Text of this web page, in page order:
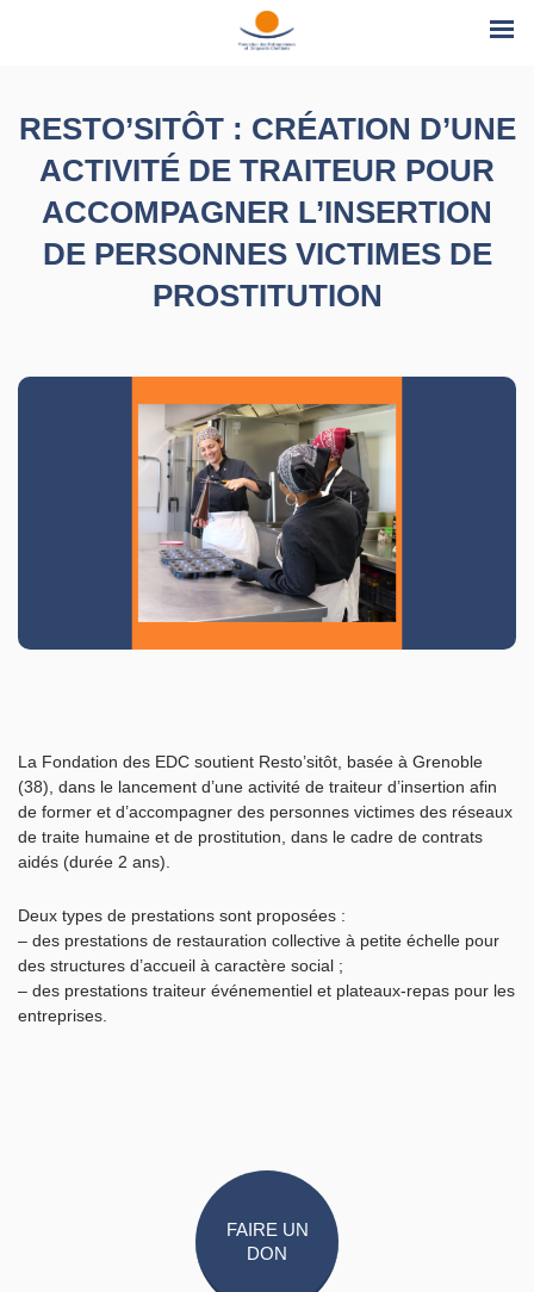
RESTO’SITÔT : CRÉATION D’UNE
ACTIVITÉ DE TRAITEUR POUR
ACCOMPAGNER L’INSERTION
DE PERSONNES VICTIMES DE
PROSTITUTION
La Fondation des EDC soutient Resto’sitôt, basée à Grenoble
(38), dans le lancement d’une activité de traiteur d’insertion afin
de former et d’accompagner des personnes victimes des réseaux
de traite humaine et de prostitution, dans le cadre de contrats
aidés (durée 2 ans).
Deux types de prestations sont proposées :
– des prestations de restauration collective à petite échelle pour
des structures d’accueil à caractère social ;
– des prestations traiteur événementiel et plateaux-repas pour les
entreprises.
FAIRE UN
DON